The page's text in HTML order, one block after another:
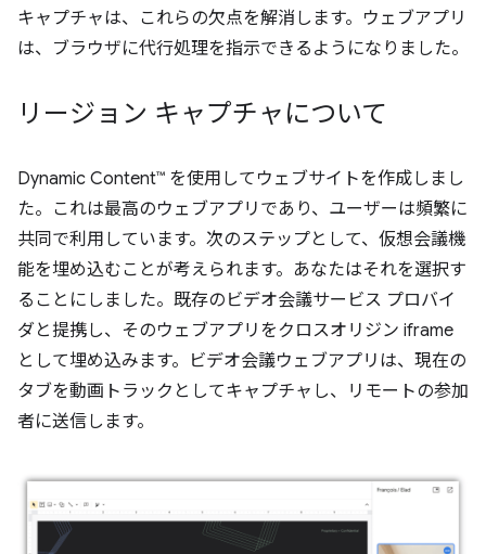
キャプチャは、これらの欠点を解消します。ウェブアプリ
は、ブラウザに代行処理を指示できるようになりました。
リージョン キャプチャについて
Dynamic Content™ を使用してウェブサイトを作成しまし
た。これは最高のウェブアプリであり、ユーザーは頻繁に
共同で利用しています。次のステップとして、仮想会議機
能を埋め込むことが考えられます。あなたはそれを選択す
ることにしました。既存のビデオ会議サービス プロバイ
ダと提携し、そのウェブアプリをクロスオリジン iframe
として埋め込みます。ビデオ会議ウェブアプリは、現在の
タブを動画トラックとしてキャプチャし、リモートの参加
者に送信します。